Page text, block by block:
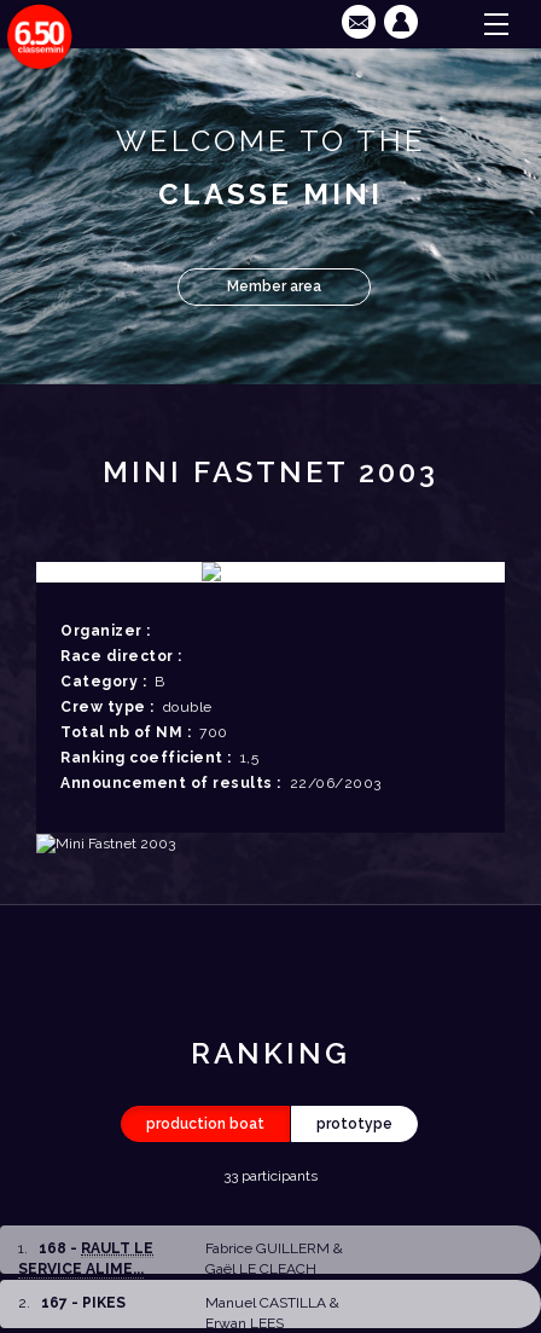
WELCOME TO THE
CLASSE MINI
Member area
MINI FASTNET 2003
Organizer :
Race director :
Category : B
Crew type : double
Total nb of NM : 700
Ranking coefficient : 1,5
Announcement of results : 22/06/2003
RANKING
production boat prototype
33 participants
1 168 - RAULT LE
SERVICE ALIME...
Fabrice GUILLERM &
Gaël LE CLEACH
2
167 - PIKES Manuel CASTILLA&
Erwan LEES